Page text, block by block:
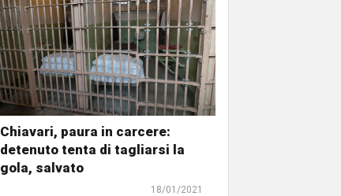
Chiavari, paura in carcere:
detenuto tenta di tagliarsi la
gola, salvato
18/01/2021